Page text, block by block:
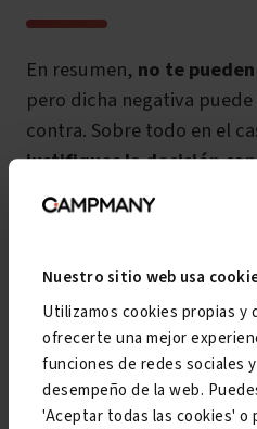
Nuestro sitio web usa
Utilizamos cookies propias y
ofrecerte una mejor
funciones de redes sociales
desempeño de la web.
'Aceptar todas las cookies' o
En resumen, no te
pero dicha negativa
contra. Sobre todo en el
justifiques la decisión
respalden tu postura.
denegarte la
permanente si
puede ser beneficiaria
riesgos) y tú decides no
En estos casos, uno de